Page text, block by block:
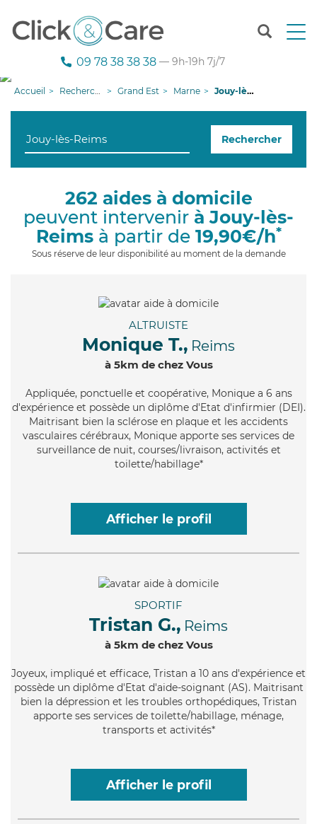
T
n
g
09 78 38 38 38 — 9h-19h 7j/7
Accueil Recherche aide à domicile Grand Est Marne Jouy-lès-Reims
Rechercher
262 aides à domicile
peuvent intervenir à Jouy-lès-
Reimsà partir de 19,90€/h*
Sous réserve de leur disponibilité au moment de la demande
ALTRUISTE
Monique T., Reims
à 5km de chez Vous
Appliquée, ponctuelle et coopérative, Monique a 6 ans
d'expérience et possède un diplôme d'Etat d'infirmier (DEI).
Maitrisant bien la sclérose en plaque et les accidents
vasculaires cérébraux, Monique apporte ses services de
surveillance de nuit, courses/livraison, activités et
toilette/habillage*
Afficher le profil
SPORTIF
Tristan G., Reims
à 5km de chez Vous
Joyeux, impliqué et efficace, Tristan a 10 ans d'expérience et
possède un diplôme d'Etat d'aide-soignant (AS). Maitrisant
bien la dépression et les troubles orthopédiques, Tristan
apporte ses services de toilette/habillage, ménage,
transports et activités*
Afficher le profil